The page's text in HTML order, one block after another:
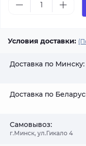
Условия доставки:
Доставка по Минску:
Доставка по
Самовывоз:
г.Минск, ул.Гикало 4